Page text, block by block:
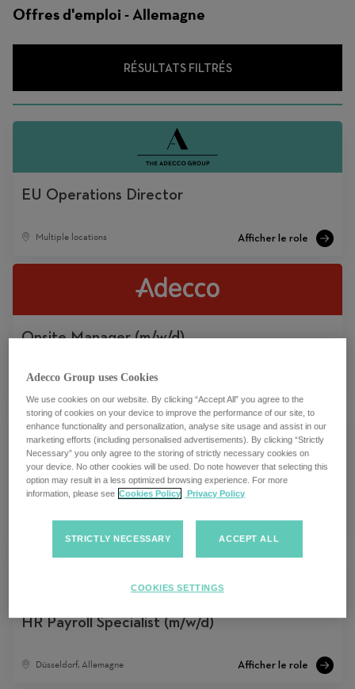
Offres d'emploi - Allemagne
RÉSULTATS FILTRÉS
EU Operations Director
Multiple locations
Onsite Manager (m/w/d)
Hambourg, Allemagne
Internal Controls Manager (m/w/d) DE/AT
Düsseldorf, Allemagne
HR Payroll Specialist (m/w/d)
Düsseldorf, Allemagne
Adecco Group uses Cookies
We use cookies on our website. By clicking “Accept All” you agree to the
storing of cookies on your device to improve the performance of our site, to
enhance functionality and personalization, analyse site usage and assist in our
marketing efforts (including personalised advertisements). By clicking “Strictly
Necessary” you only agree to the storing of strictly necessary cookies on
your device. No other cookies will be used. Do note however that selecting this
option may result in a less optimized browsing experience. For more
information, please see Cookies Policy Privacy Policy
STRICTLY NECESSARY ACCEPT ALL
COOKIES SETTINGS